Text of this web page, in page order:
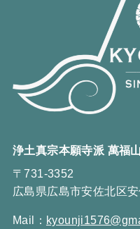
浄土真宗本願寺派 萬福
〒731-3352
広島県広島市安佐北区
Mail：